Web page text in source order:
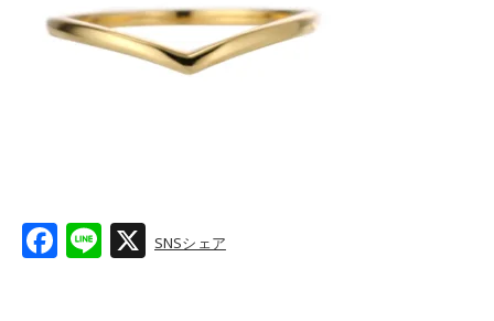
F Li X
SNSシェア